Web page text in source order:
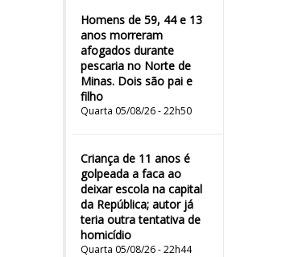
Homens de 59, 44 e 13
anos morreram
afogados durante
pescaria no Norte de
Minas. Dois são pai e
filho
Quarta 05/08/26 - 22h50
Criança de 11 anos é
golpeada a faca ao
deixar escola na capital
da República; autor já
teria outra tentativa de
homicídio
Quarta 05/08/26 - 22h44